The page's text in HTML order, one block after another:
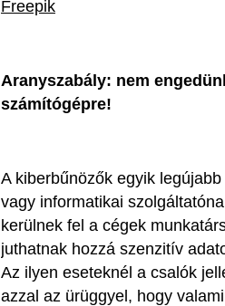
Freepik
Aranyszabály: nem
számítógépre!
A kiberbűnözők egyik
vagy informatikai
kerülnek fel a cégek
juthatnak hozzá szenzitív
Az ilyen eseteknél a csalók
azzal az ürüggyel, hogy